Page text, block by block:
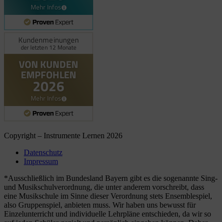
Blick aufs ProvenExpert-Profil werfen
Copyright – Instrumente Lernen 2026
Datenschutz
Impressum
*Ausschließlich im Bundesland Bayern gibt es die sogenannte Sing-
und Musikschulverordnung, die unter anderem vorschreibt, dass
eine Musikschule im Sinne dieser Verordnung stets Ensemblespiel,
also Gruppenspiel, anbieten muss. Wir haben uns bewusst für
Einzelunterricht und individuelle Lehrpläne entschieden, da wir so